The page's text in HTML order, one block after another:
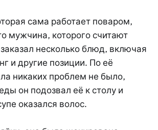
сама работает поваром,
мужчина, которого считают
несколько блюд, включая
и другие позиции. По её
никаких проблем не было,
он подозвал её к столу и
оказался волос.